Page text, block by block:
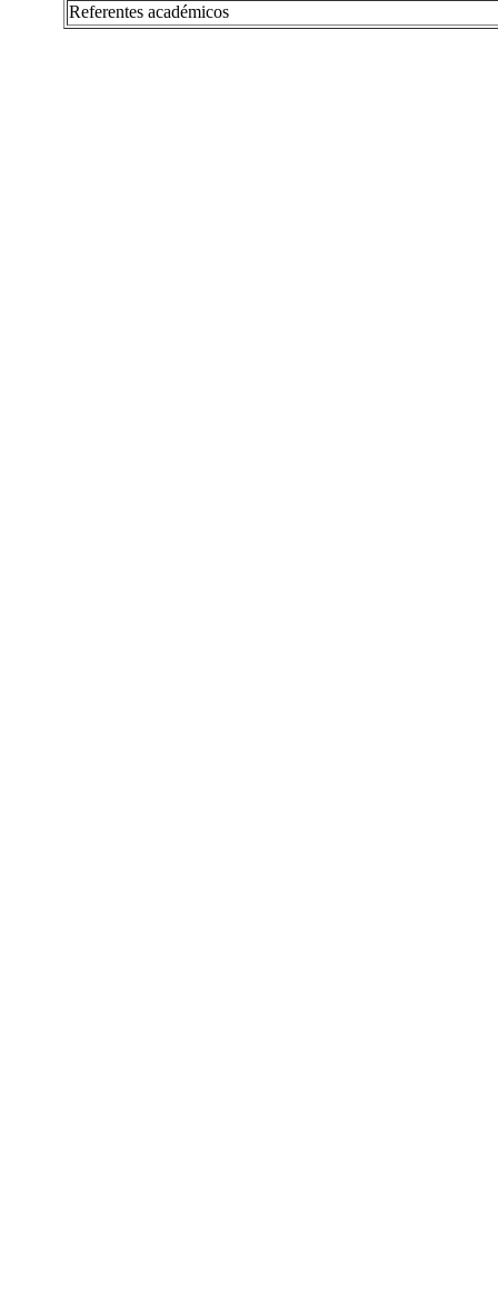
Referentes académicos